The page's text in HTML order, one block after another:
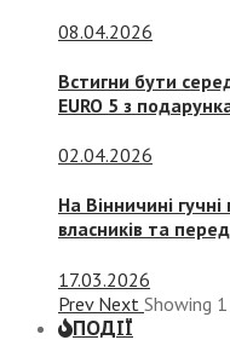
08.04.2026
Встигни бути
EURO 5 з
02.04.2026
На Вінничині
власників та
17.03.2026
Prev Next Showing 1
ПОДІЇ